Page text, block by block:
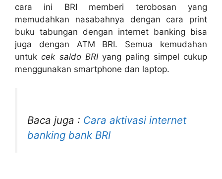
cara ini BRI memberi terobosan yang
memudahkan nasabahnya dengan cara print
buku tabungan dengan internet banking bisa
juga dengan ATM BRI. Semua kemudahan
untukcek saldo BRIyang paling simpel cukup
menggunakan smartphone dan laptop.
Baca juga : Cara aktivasi internet
banking bank BRI